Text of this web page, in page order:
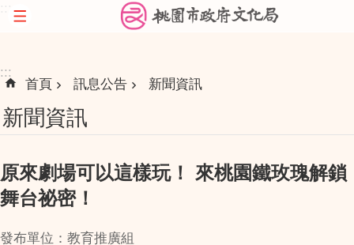
跳到主要內容區塊
:::
首頁 訊息公告 新聞資訊
新聞資訊
原來劇場可以這樣玩！ 來桃園鐵玫瑰解鎖
舞台祕密！
發布單位：教育推廣組